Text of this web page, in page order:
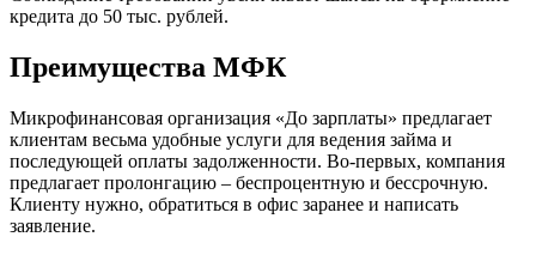
кредита до 50 тыс. рублей.
Преимущества МФК
Микрофинансовая организация «До зарплаты» предлагает
клиентам весьма удобные услуги для ведения займа и
последующей оплаты задолженности. Во-первых, компания
предлагает пролонгацию – беспроцентную и бессрочную.
Клиенту нужно, обратиться в офис заранее и написать
заявление.